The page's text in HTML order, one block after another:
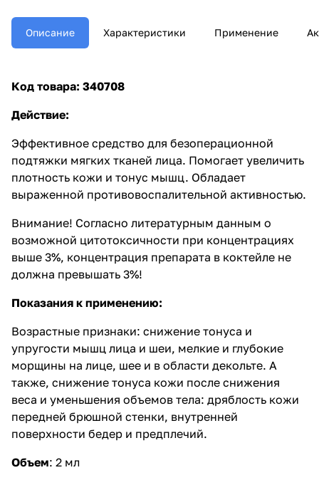
Описание Характеристики Применение
Код товара: 340708
Действие:
Эффективное средство для безоперационной
подтяжки мягких тканей лица. Помогает увеличить
плотность кожи и тонус мышц. Обладает
выраженной противовоспалительной активностью.
Внимание! Согласно литературным данным о
возможной цитотоксичности при концентрациях
выше 3%, концентрация препарата в коктейле не
должна превышать 3%!
Показания к применению:
Возрастные признаки: снижение тонуса и
упругости мышц лица и шеи, мелкие и глубокие
морщины на лице, шее и в области декольте. А
также, снижение тонуса кожи после снижения
веса и уменьшения объемов тела: дряблость кожи
передней брюшной стенки, внутренней
поверхности бедер и предплечий.
Объем: 2 мл